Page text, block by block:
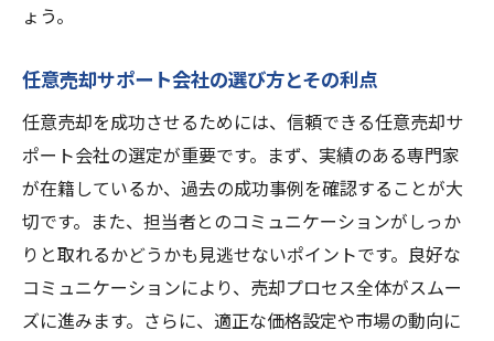
任意売却における購入者の立場を理解する
市場での優位性を活かすためのマーケティ
ング戦略
任意売却を成功に導くための心構えと準備
ょう。
任意売却サポート会社の選び方とその利点
任意売却を成功させるためには、信頼できる任意売却サ
ポート会社の選定が重要です。まず、実績のある専門家
が在籍しているか、過去の成功事例を確認することが大
切です。また、担当者とのコミュニケーションがしっか
りと取れるかどうかも見逃せないポイントです。良好な
コミュニケーションにより、売却プロセス全体がスムー
ズに進みます。さらに、適正な価格設定や市場の動向に